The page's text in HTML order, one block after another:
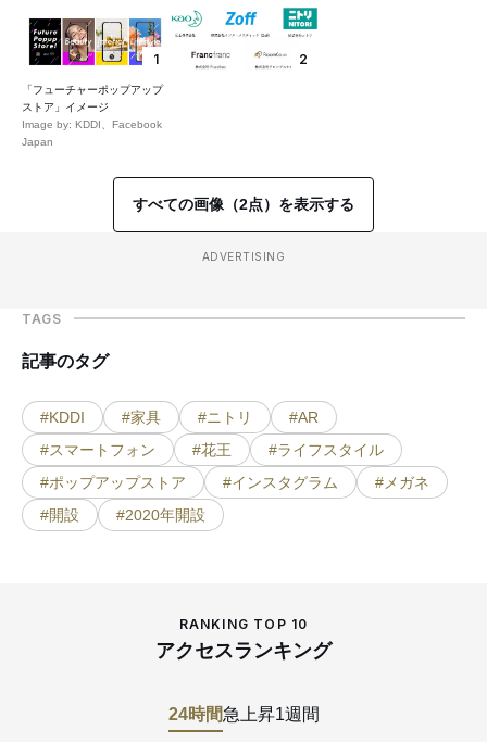
1
「フューチャーポップアップ
ストア」イメージ
Image by: KDDI、Facebook
Japan
2
すべての画像（2点）を表示する
ADVERTISING
TAGS
記事のタグ
#KDDI #家具 #ニトリ
#AR
#スマートフォン
#花王
#ライフスタイル
#ポップアップストア
#インスタグラム
#メガネ
#開設
#2020年開設
RANKING TOP 10
アクセスランキング
24時間急上昇1週間